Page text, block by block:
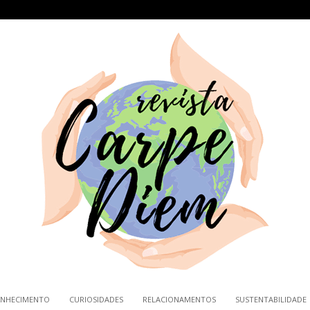
CURIOSIDADES RELACIONAMENTOS SUSTENTABILIDADE